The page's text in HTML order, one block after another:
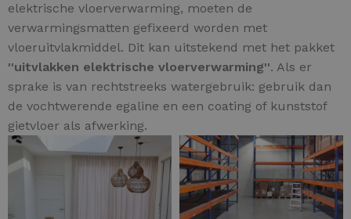
elektrische vloerverwarming, moeten de
verwarmingsmatten gefixeerd worden met
vloeruitvlakmiddel. Dit kan uitstekend met het pakket
''uitvlakken elektrische vloerverwarming''. Als er
sprake is van rechtstreeks watergebruik: gebruik dan
de vochtwerende egaline en een coating of kunststof
gietvloer als afwerking.